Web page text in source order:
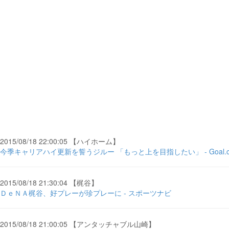
2015/08/18 22:00:05 【ハイホーム】
今季キャリアハイ更新を誓うジルー 「もっと上を目指したい」 -
2015/08/18 21:30:04 【梶谷】
ＤｅＮＡ梶谷、好プレーが珍プレーに - スポーツナビ
2015/08/18 21:00:05 【アンタッチャブル山崎】